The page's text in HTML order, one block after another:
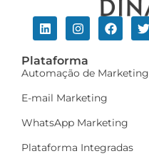
Plataforma
Automação de Marketing
E-mail Marketing
WhatsApp Marketing
Plataforma Integradas